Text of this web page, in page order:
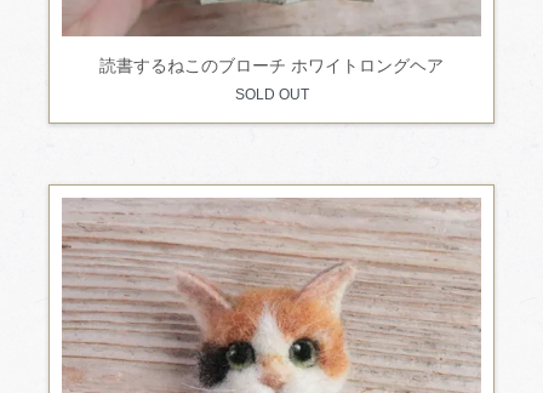
読書するねこのブローチ ホワイトロングヘア
SOLD OUT